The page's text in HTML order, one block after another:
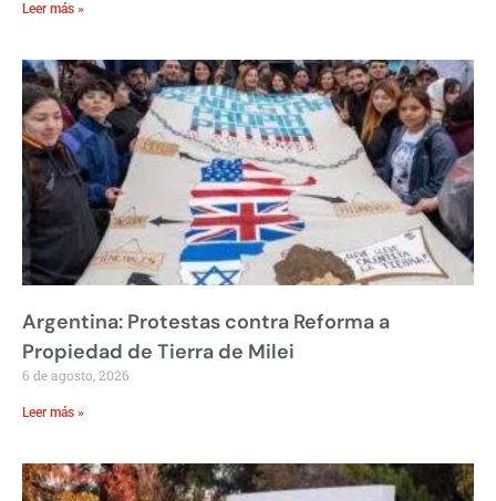
Leer más »
Argentina: Protestas contra Reforma a
Propiedad de Tierra de Milei
6 de agosto, 2026
Leer más »